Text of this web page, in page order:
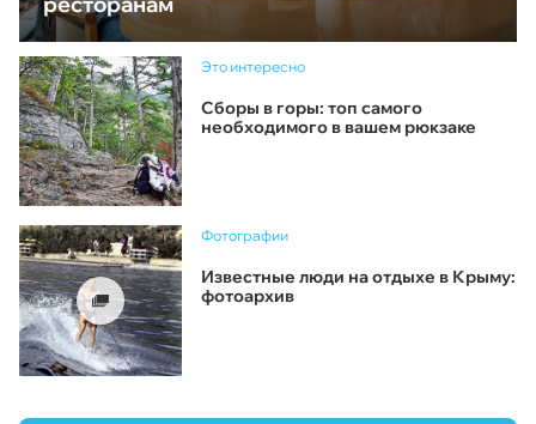
Это интересно
Сборы в горы: топ самого
необходимого в вашем рюкзаке
Фотографии
Известные люди на отдыхе в Крыму:
фотоархив